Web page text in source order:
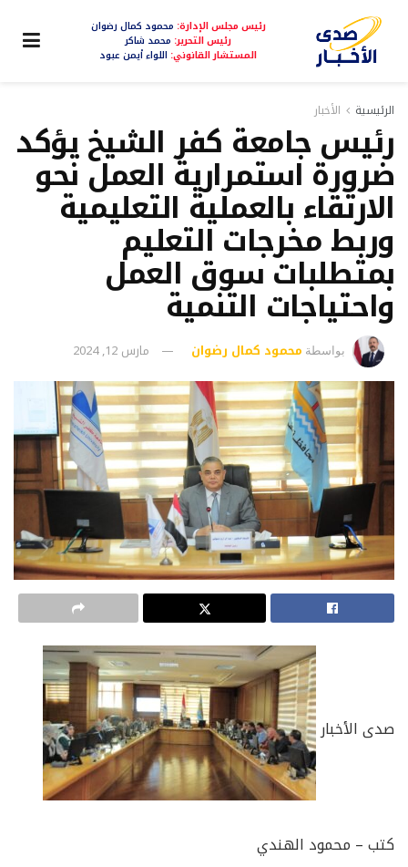
رئيس مجلس الإدارة: محمود كمال رضوان
رئيس التحرير: محمد شاكر
المستشار القانوني: اللواء أيمن عبود
الرئيسية الأخبار
رئيس جامعة كفر الشيخ يؤكد
ضرورة استمرارية العمل نحو
الارتقاء بالعملية التعليمية
وربط مخرجات التعليم
بمتطلبات سوق العمل
واحتياجات التنمية
بواسطة محمود كمال رضوان مارس 12, 2024
صدى الأخبار
كتب – محمود الهندي